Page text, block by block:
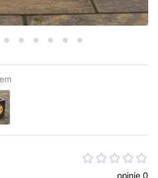
opinie 0